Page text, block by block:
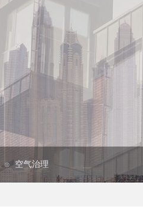
⊙ 空气治理